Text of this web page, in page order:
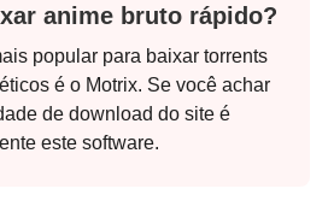
anime bruto rápido?
popular para baixar torrents
é o Motrix. Se você achar
de download do site é
este software.